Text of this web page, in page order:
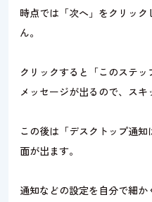
時点では「次へ」をクリッ
ん。
クリックすると「このステ
メッセージが出るので、スキ
この後は「デスクトップ通
面が出ます。
通知などの設定を自分で細か